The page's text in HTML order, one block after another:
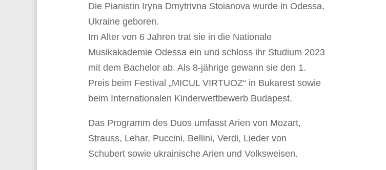
Die Pianistin Iryna Dmytrivna Stoianova wurde in Odessa,
Ukraine geboren.
Im Alter von 6 Jahren trat sie in die Nationale
Musikakademie Odessa ein und schloss ihr Studium 2023
mit dem Bachelor ab. Als 8-jährige gewann sie den 1.
Preis beim Festival „MICUL VIRTUOZ“ in Bukarest sowie
beim Internationalen Kinderwettbewerb Budapest.
Das Programm des Duos umfasst Arien von Mozart,
Strauss, Lehar, Puccini, Bellini, Verdi, Lieder von
Schubert sowie ukrainische Arien und Volksweisen.